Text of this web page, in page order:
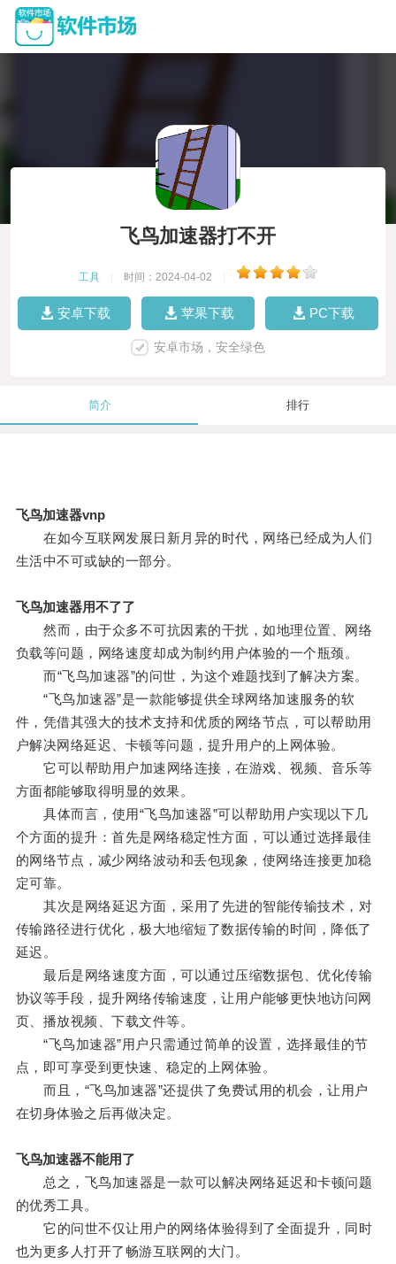
飞鸟加速器打不开
工具 时间：2024-04-02
安卓下载 苹果下载 PC下载
安卓市场，安全绿色
简介 排行
飞鸟加速器vnp
在如今互联网发展日新月异的时代，网络已经成为人们
生活中不可或缺的一部分。
飞鸟加速器用不了了
然而，由于众多不可抗因素的干扰，如地理位置、网络
负载等问题，网络速度却成为制约用户体验的一个瓶颈。
而“飞鸟加速器”的问世，为这个难题找到了解决方案。
“飞鸟加速器”是一款能够提供全球网络加速服务的软
件，凭借其强大的技术支持和优质的网络节点，可以帮助用
户解决网络延迟、卡顿等问题，提升用户的上网体验。
它可以帮助用户加速网络连接，在游戏、视频、音乐等
方面都能够取得明显的效果。
具体而言，使用“飞鸟加速器”可以帮助用户实现以下几
个方面的提升：首先是网络稳定性方面，可以通过选择最佳
的网络节点，减少网络波动和丢包现象，使网络连接更加稳
定可靠。
其次是网络延迟方面，采用了先进的智能传输技术，对
传输路径进行优化，极大地缩短了数据传输的时间，降低了
延迟。
最后是网络速度方面，可以通过压缩数据包、优化传输
协议等手段，提升网络传输速度，让用户能够更快地访问网
页、播放视频、下载文件等。
“飞鸟加速器”用户只需通过简单的设置，选择最佳的节
点，即可享受到更快速、稳定的上网体验。
而且，“飞鸟加速器”还提供了免费试用的机会，让用户
在切身体验之后再做决定。
飞鸟加速器不能用了
总之，飞鸟加速器是一款可以解决网络延迟和卡顿问题
的优秀工具。
它的问世不仅让用户的网络体验得到了全面提升，同时
也为更多人打开了畅游互联网的大门。